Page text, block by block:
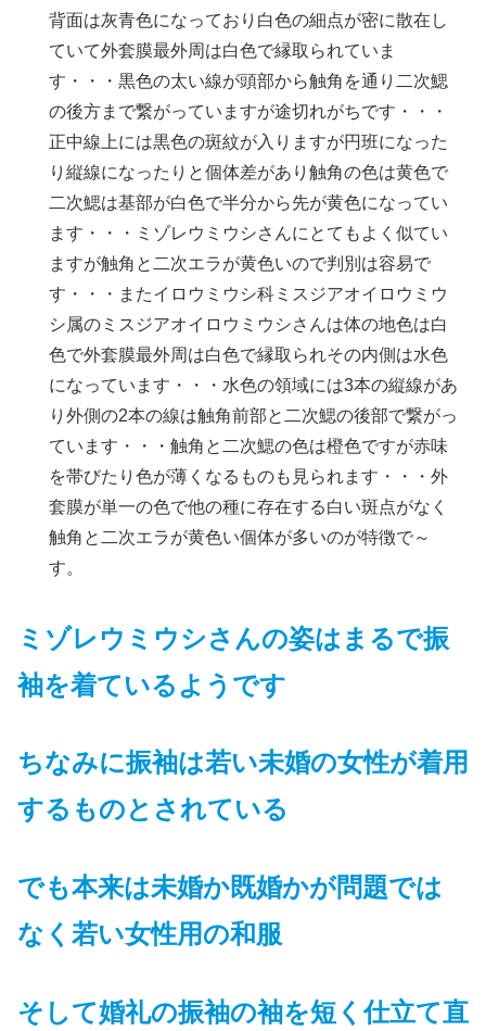
背面は灰青色になっており白色の細点が密に散在し
ていて外套膜最外周は白色で縁取られていま
す・・・黒色の太い線が頭部から触角を通り二次鰓
の後方まで繋がっていますが途切れがちです・・・
正中線上には黒色の斑紋が入りますが円班になった
り縦線になったりと個体差があり触角の色は黄色で
二次鰓は基部が白色で半分から先が黄色になってい
ます・・・ミゾレウミウシさんにとてもよく似てい
ますが触角と二次エラが黄色いので判別は容易で
す・・・またイロウミウシ科ミスジアオイロウミウ
シ属のミスジアオイロウミウシさんは体の地色は白
色で外套膜最外周は白色で縁取られその内側は水色
になっています・・・水色の領域には3本の縦線があ
り外側の2本の線は触角前部と二次鰓の後部で繋がっ
ています・・・触角と二次鰓の色は橙色ですが赤味
を帯びたり色が薄くなるものも見られます・・・外
套膜が単一の色で他の種に存在する白い斑点がなく
触角と二次エラが黄色い個体が多いのが特徴で～
す。
ミゾレウミウシさんの姿はまるで振
袖を着ているようです
ちなみに振袖は若い未婚の女性が着用
するものとされている
でも本来は未婚か既婚かが問題では
なく若い女性用の和服
そして婚礼の振袖の袖を短く仕立て直